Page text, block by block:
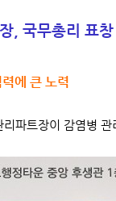
, 국무총리 표창
에 큰 노력
파트장이 감염병